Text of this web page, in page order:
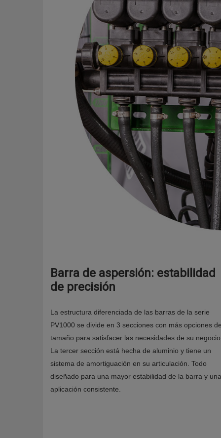
Barra de aspersión: estabilidad
de precisión
La estructura diferenciada de las barras de la serie
PV1000 se divide en 3 secciones con más opciones
tamaño para satisfacer las necesidades de su
La tercer sección está hecha de aluminio y tiene un
sistema de amortiguación en su articulación. Todo
diseñado para una mayor estabilidad de la barra y una
aplicación consistente.